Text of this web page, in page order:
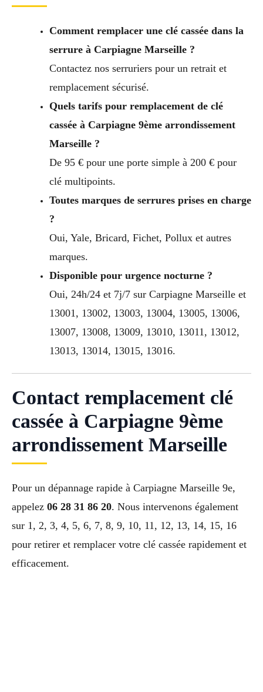
Comment remplacer une clé cassée dans la
serrure à Carpiagne Marseille ?
Contactez nos serruriers pour un retrait et
remplacement sécurisé.
Quels tarifs pour remplacement de clé
cassée à Carpiagne 9ème arrondissement
Marseille ?
De 95 € pour une porte simple à 200 € pour
clé multipoints.
Toutes marques de serrures prises en charge
?
Oui, Yale, Bricard, Fichet, Pollux et autres
marques.
Disponible pour urgence nocturne ?
Oui, 24h/24 et 7j/7 sur Carpiagne Marseille et
13001, 13002, 13003, 13004, 13005, 13006,
13007, 13008, 13009, 13010, 13011, 13012,
13013, 13014, 13015, 13016.
Contact remplacement clé
cassée à Carpiagne 9ème
arrondissement Marseille
Pour un dépannage rapide à Carpiagne Marseille 9e,
appelez 06 28 31 86 20. Nous intervenons également
sur 1, 2, 3, 4, 5, 6, 7, 8, 9, 10, 11, 12, 13, 14, 15, 16
pour retirer et remplacer votre clé cassée rapidement et
efficacement.